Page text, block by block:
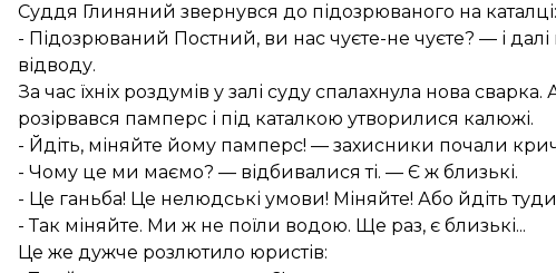
Суддя Глиняний звернувся до підозрюваного на каталці:
- Підозрюваний Постний, ви нас чуєте-не чуєте? — і
відводу.
За час їхніх роздумів у залі суду спалахнула нова
розірвався памперс і під каталкою утворилися калюжі.
- Йдіть, міняйте йому памперс! — захисники почали
- Чому це ми маємо? — відбивалися ті. — Є ж близькі.
- Це ганьба! Це нелюдські умови! Міняйте! Або йдіть
- Так міняйте. Ми ж не поїли водою. Ще раз, є близькі...
Це же дужче розлютило юристів: